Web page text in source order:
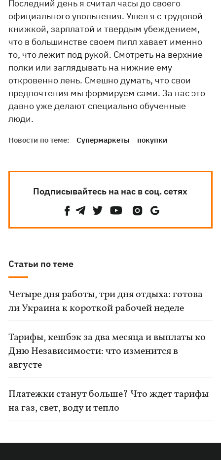
Последний день я считал часы до своего
официального увольнения. Ушел я с трудовой
книжкой, зарплатой и твердым убеждением,
что в большинстве своем пипл хавает именно
то, что лежит под рукой. Смотреть на верхние
полки или заглядывать на нижние ему
откровенно лень. Смешно думать, что свои
предпочтения мы формируем сами. За нас это
давно уже делают специально обученные
люди.
Новости по теме: Супермаркеты покупки
Подписывайтесь на нас в соц. сетях
Статьи по теме
Четыре дня работы, три дня отдыха: готова
ли Украина к короткой рабочей неделе
Тарифы, кешбэк за два месяца и выплаты ко
Дню Независимости: что изменится в
августе
Платежки станут больше? Что ждет тарифы
на газ, свет, воду и тепло